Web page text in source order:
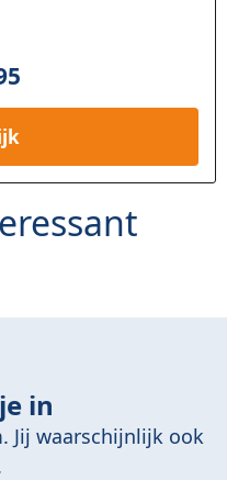
in
Jij waarschijnlijk ook